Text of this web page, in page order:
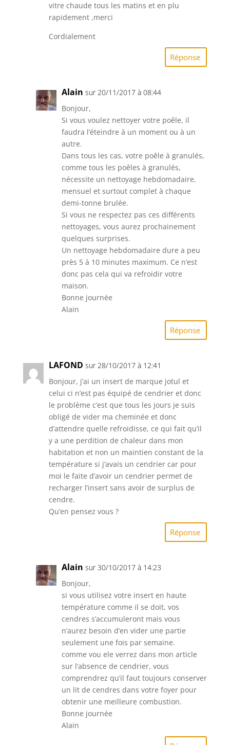
vitre chaude tous les matins et en plu
rapidement ,merci
Cordialement
Réponse
Alain sur 20/11/2017 à 08:44
Bonjour,
Si vous voulez nettoyer votre poêle, il
faudra l’éteindre à un moment ou à un
autre.
Dans tous les cas, votre poêle à granulés,
comme tous les poêles à granulés,
nécessite un nettoyage hebdomadaire,
mensuel et surtout complet à chaque
demi-tonne brulée.
Si vous ne respectez pas ces différents
nettoyages, vous aurez prochainement
quelques surprises.
Un nettoyage hebdomadaire dure a peu
près 5 à 10 minutes maximum. Ce n’est
donc pas cela qui va refroidir votre
maison.
Bonne journée
Alain
Réponse
LAFOND sur 28/10/2017 à 12:41
Bonjour, j’ai un insert de marque jotul et
celui ci n’est pas équipé de cendrier et donc
le problème c’est que tous les jours je suis
obligé de vider ma cheminée et donc
d’attendre quelle refroidisse, ce qui fait qu’il
y a une perdition de chaleur dans mon
habitation et non un maintien constant de la
température si j’avais un cendrier car pour
moi le faite d’avoir un cendrier permet de
recharger l’insert sans avoir de surplus de
cendre.
Qu’en pensez vous ?
Réponse
Alain sur 30/10/2017 à 14:23
Bonjour,
si vous utilisez votre insert en haute
température comme il se doit, vos
cendres s’accumuleront mais vous
n’aurez besoin d’en vider une partie
seulement une fois par semaine.
comme vou ele verrez dans mon article
sur l’absence de cendrier, vous
comprendrez qu’il faut toujours conserver
un lit de cendres dans votre foyer pour
obtenir une meilleure combustion.
Bonne journée
Alain